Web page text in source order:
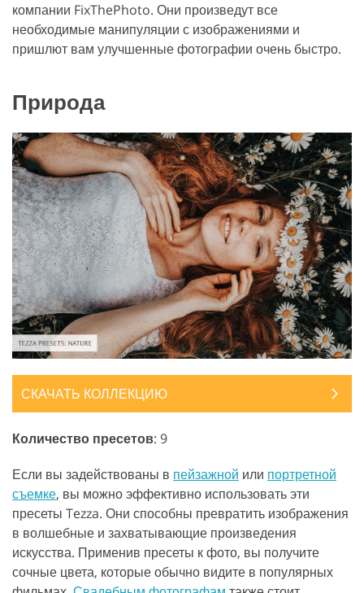
компании FixThePhoto. Они произведут все
необходимые манипуляции с изображениями и
пришлют вам улучшенные фотографии очень быстро.
Природа
СКАЧАТЬ КОЛЛЕКЦИЮ
Количество пресетов: 9
Если вы задействованы в пейзажной или портретной
съемке, вы можно эффективно использовать эти
пресеты Tezza. Они способны превратить изображения
в волшебные и захватывающие произведения
искусства. Применив пресеты к фото, вы получите
сочные цвета, которые обычно видите в популярных